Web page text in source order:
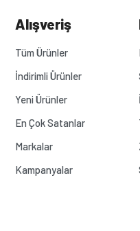
Alışveriş
Tüm Ürünler
İndirimli Ürünler
Yeni Ürünler
En Çok Satanlar
Markalar
Kampanyalar